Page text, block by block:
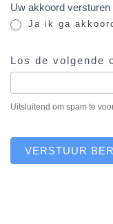
Uw akkoord versturen
Ja ik ga
Los de volgende
Uitsluitend om spam te
VERSTUUR